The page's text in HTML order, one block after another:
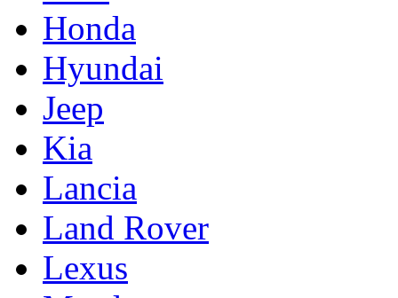
Honda
Hyundai
Jeep
Kia
Lancia
Land Rover
Lexus